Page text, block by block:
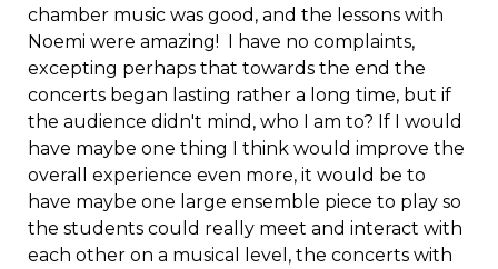
chamber music was good, and the lessons with
Noemi were amazing! I have no complaints,
excepting perhaps that towards the end the
concerts began lasting rather a long time, but if
the audience didn't mind, who I am to? If I would
have maybe one thing I think would improve the
overall experience even more, it would be to
have maybe one large ensemble piece to play so
the students could really meet and interact with
each other on a musical level, the concerts with